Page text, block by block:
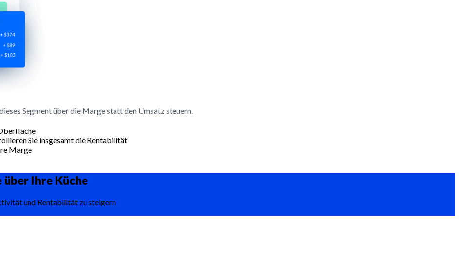
Segment über die Marge statt den Umsatz steuern.
Sie insgesamt die Rentabilität
Marge
über Ihre Küche
und Rentabilität zu steigern